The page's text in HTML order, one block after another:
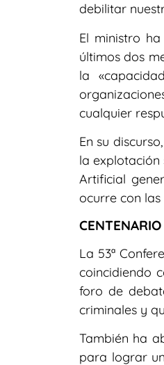
debilitar
El ministro
últimos dos
la
cualquier
En su
la explotación
Artificial
ocurre con las
La 53ª
coincidiendo
foro de
criminales y
También ha
para lograr